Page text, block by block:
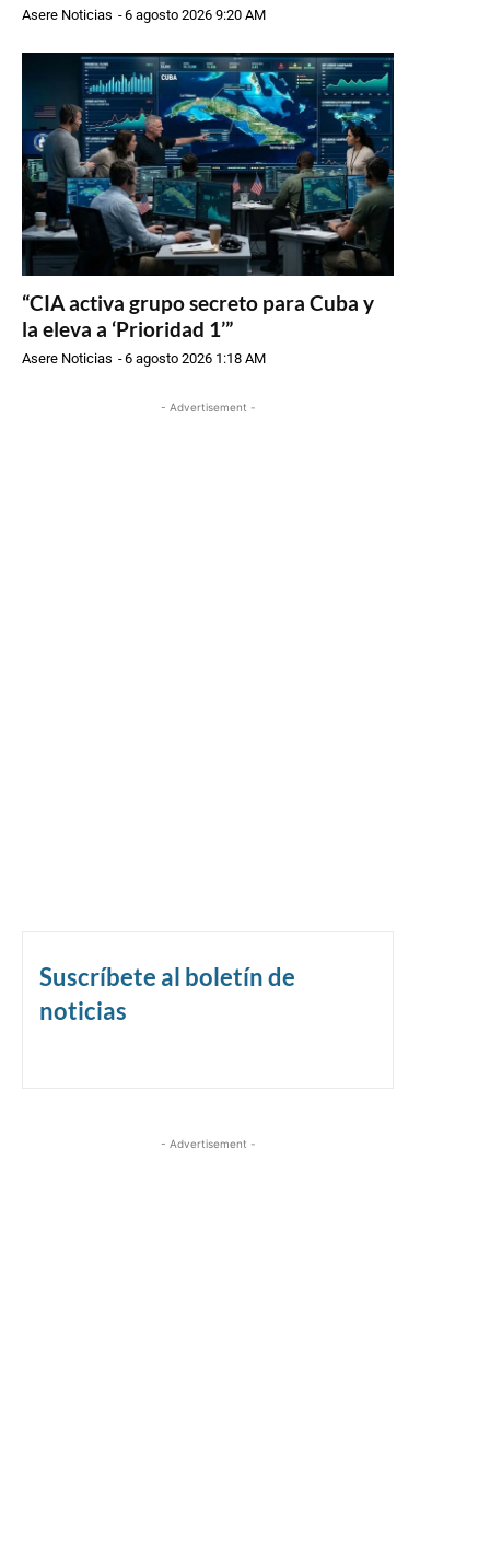
Asere Noticias -6 agosto 2026 9:20 AM
“CIA activa grupo secreto para Cuba y
la eleva a ‘Prioridad 1’”
Asere Noticias -6 agosto 2026 1:18 AM
- Advertisement -
Suscríbete al boletín de
noticias
- Advertisement -